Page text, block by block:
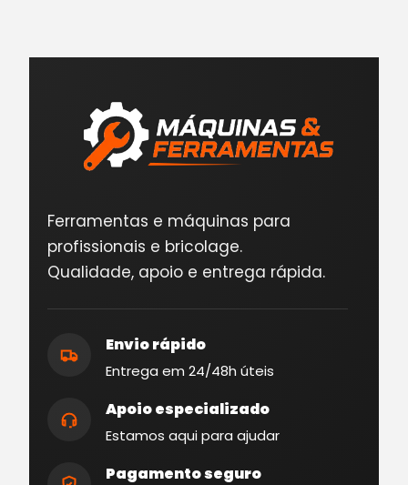
Ferramentas e máquinas para
profissionais e bricolage.
Qualidade, apoio e entrega rápida.
Envio rápido
Entrega em 24/48h úteis
Apoio especializado
Estamos aqui para ajudar
Pagamento seguro